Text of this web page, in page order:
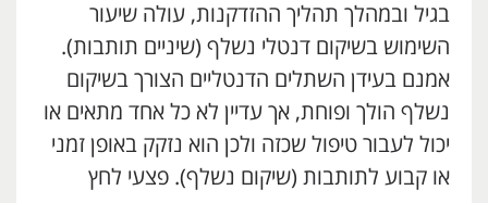
בגיל ובמהלך תהליך ההזדקנות, עולה שיעור
השימוש בשיקום דנטלי נשלף (שיניים תותבות).
אמנם בעידן השתלים הדנטליים הצורך בשיקום
נשלף הולך ופוחת, אך עדיין לא כל אחד מתאים או
יכול לעבור טיפול שכזה ולכן הוא נזקק באופן זמני
או קבוע לתותבות (שיקום נשלף). פצעי לחץ